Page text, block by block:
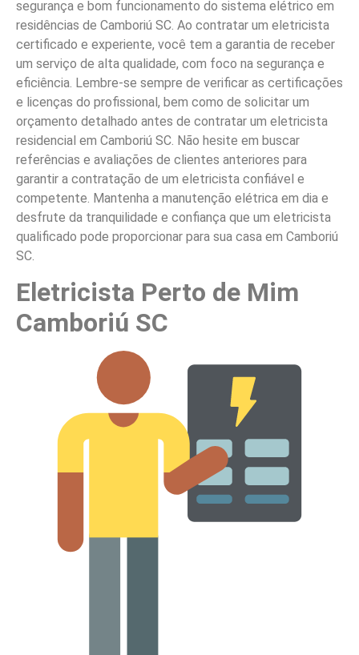
segurança e bom funcionamento do sistema elétrico em
residências de Camboriú SC. Ao contratar um eletricista
certificado e experiente, você tem a garantia de receber
um serviço de alta qualidade, com foco na segurança e
eficiência. Lembre-se sempre de verificar as certificações
e licenças do profissional, bem como de solicitar um
orçamento detalhado antes de contratar um eletricista
residencial em Camboriú SC. Não hesite em buscar
referências e avaliações de clientes anteriores para
garantir a contratação de um eletricista confiável e
competente. Mantenha a manutenção elétrica em dia e
desfrute da tranquilidade e confiança que um eletricista
qualificado pode proporcionar para sua casa em Camboriú
SC.
Eletricista Perto de Mim
Camboriú SC